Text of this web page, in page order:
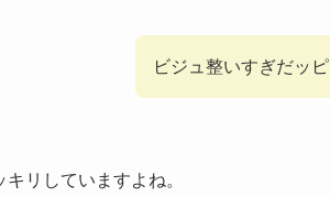
ビジュ整いすぎだッピ
リしていますよね。